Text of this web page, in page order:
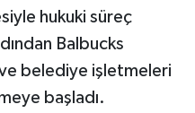
hukuki süreç
Balbucks
ve belediye işletmeleri
başladı.